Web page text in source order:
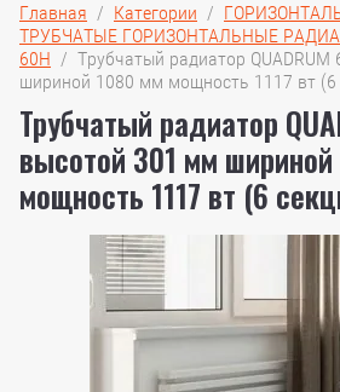
Главная
  /
Категории
  /
ТРУБЧАТЫЕ ГОРИЗОНТАЛЬНЫЕ
60H
/  Трубчатый радиатор QUADRUM
шириной 1080 мм мощность 1117 вт (6
Трубчатый радиатор
высотой 301 мм
мощность 1117 вт (6